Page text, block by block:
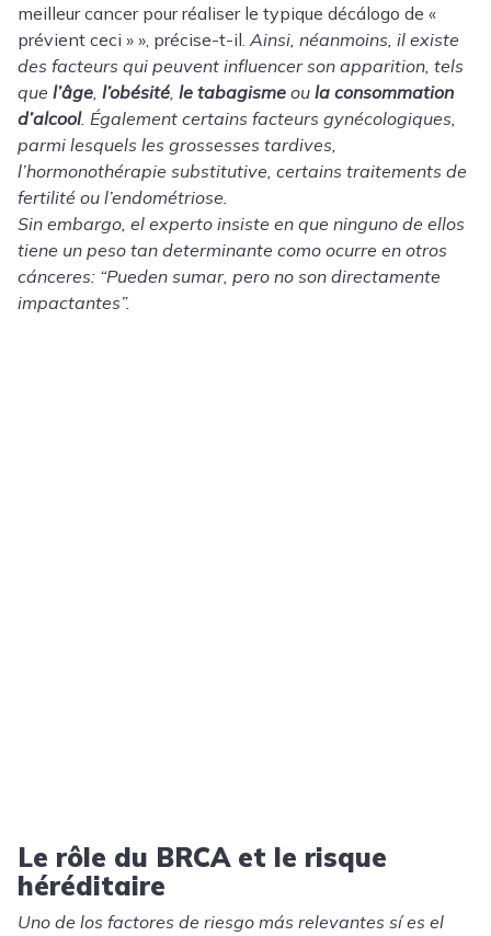
meilleur cancer pour réaliser le typique décálogo de «
prévient ceci » », précise-t-il. Ainsi, néanmoins, il existe
des facteurs qui peuvent influencer son apparition, tels
que l’âge l’obésité le tabagisme ou la consommation
d’alcool. Également certains facteurs gynécologiques,
parmi lesquels les grossesses tardives,
l’hormonothérapie substitutive, certains traitements de
fertilité ou l’endométriose.
Sin embargo, el experto insiste en que ninguno de ellos
tiene un peso tan determinante como ocurre en otros
cánceres: “Pueden sumar, pero no son directamente
impactantes”.
Le rôle du BRCA et le risque
héréditaire
Uno de los factores de riesgo más relevantes sí es el